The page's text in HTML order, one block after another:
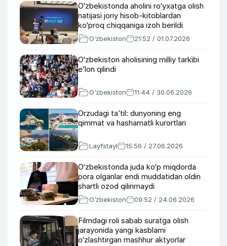
O‘zbekistonda aholini ro‘yxatga olish
natijasi joriy hisob-kitoblardan
ko‘proq chiqqaniga izoh berildi
O‘zbekiston 21:52 / 01.07.2026
O‘zbekiston aholisining milliy tarkibi
e’lon qilindi
O‘zbekiston 11:44 / 30.06.2026
Orzudagi taʼtil: dunyoning eng
qimmat va hashamatli kurortlari
Layfstayl 15:56 / 27.06.2026
O‘zbekistonda juda ko‘p miqdorda
pora olganlar endi muddatidan oldin
shartli ozod qilinmaydi
O‘zbekiston 09:52 / 24.06.2026
Filmdagi roli sabab suratga olish
jarayonida yangi kasblarni
o‘zlashtirgan mashhur aktyorlar